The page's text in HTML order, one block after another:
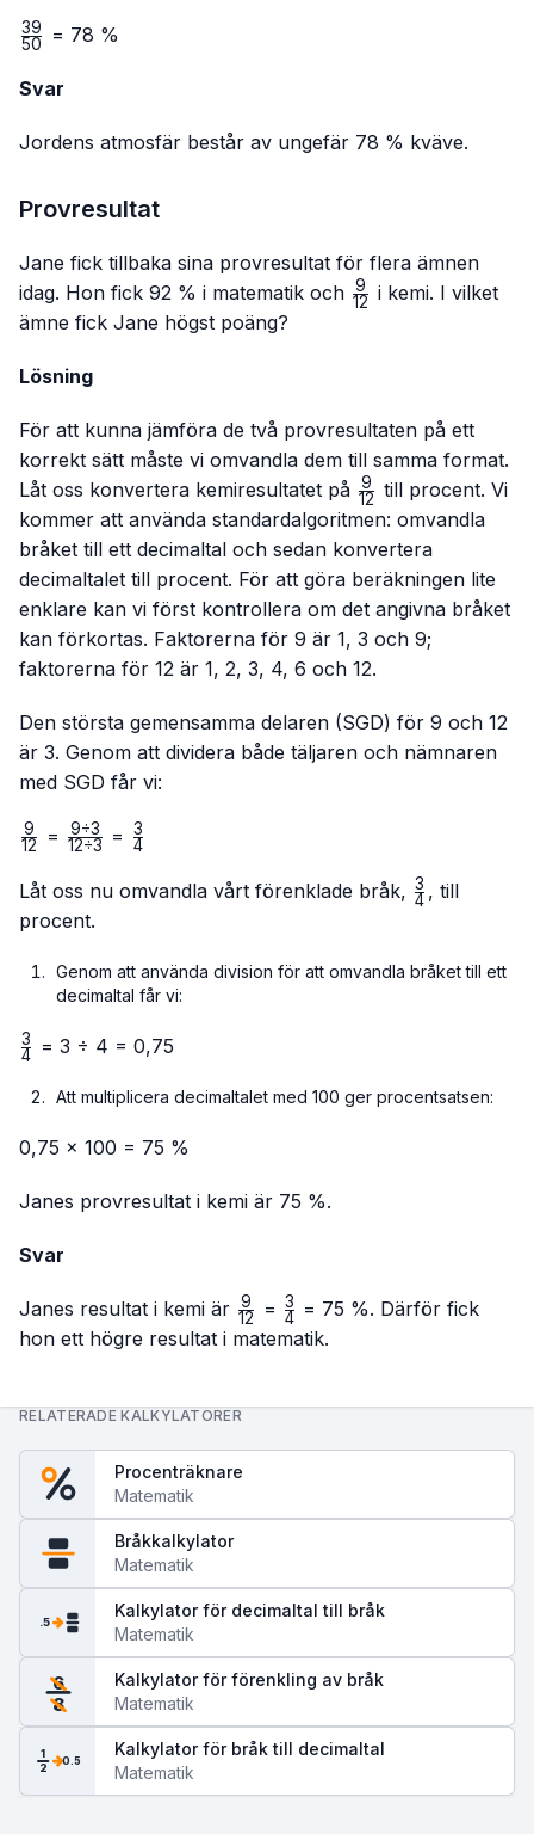
\frac{39}
50
39 = 78 %
Svar
Jordens atmosfär består av ungefär 78 % kväve.
Provresultat
Jane fick tillbaka sina provresultat för flera ämnen
idag. Hon fick 92 % i matematik och \frac{9}
12
9
i kemi. I vilket
ämne fick Jane högst poäng?
Lösning
För att kunna jämföra de två provresultaten på ett
korrekt sätt måste vi omvandla dem till samma format.
Låt oss konvertera kemiresultatet på \frac{9}
{12}
12
9
till procent. Vi
kommer att använda standardalgoritmen: omvandla
bråket till ett decimaltal och sedan konvertera
decimaltalet till procent. För att göra beräkningen lite
enklare kan vi först kontrollera om det angivna bråket
kan förkortas. Faktorerna för 9 är 1, 3 och 9;
faktorerna för 12 är 1, 2, 3, 4, 6 och 12.
Den största gemensamma delaren (SGD) för 9 och 12
är 3. Genom att dividera både täljaren och nämnaren
med SGD får vi:
\frac{9}
12
9 = \frac{9
{12 ÷
3}
12÷3
9÷3 = \frac{3}
4
3
Låt oss nu omvandla vårt förenklade bråk, \frac{3}
4
3 , till
procent.
Genom att använda division för att omvandla bråket till ett
decimaltal får vi:
\frac{3}
4
3 = 3 ÷ 4 = 0,75
Att multiplicera decimaltalet med 100 ger procentsatsen:
0,75 × 100 = 75 %
Janes provresultat i kemi är 75 %.
Svar
Janes resultat i kemi är \frac{9}
{12}
12
9 = \frac{3}
{4}
4
3
= 75 %. Därför fick
hon ett högre resultat i matematik.
RELATERADE KALKYLATORER
Procenträknare
Matematik
Bråkkalkylator
Matematik
.5
Kalkylator för decimaltal till bråk
Matematik
6
8
Kalkylator för förenkling av bråk
Matematik
1
2 0.5
Kalkylator för bråk till decimaltal
Matematik